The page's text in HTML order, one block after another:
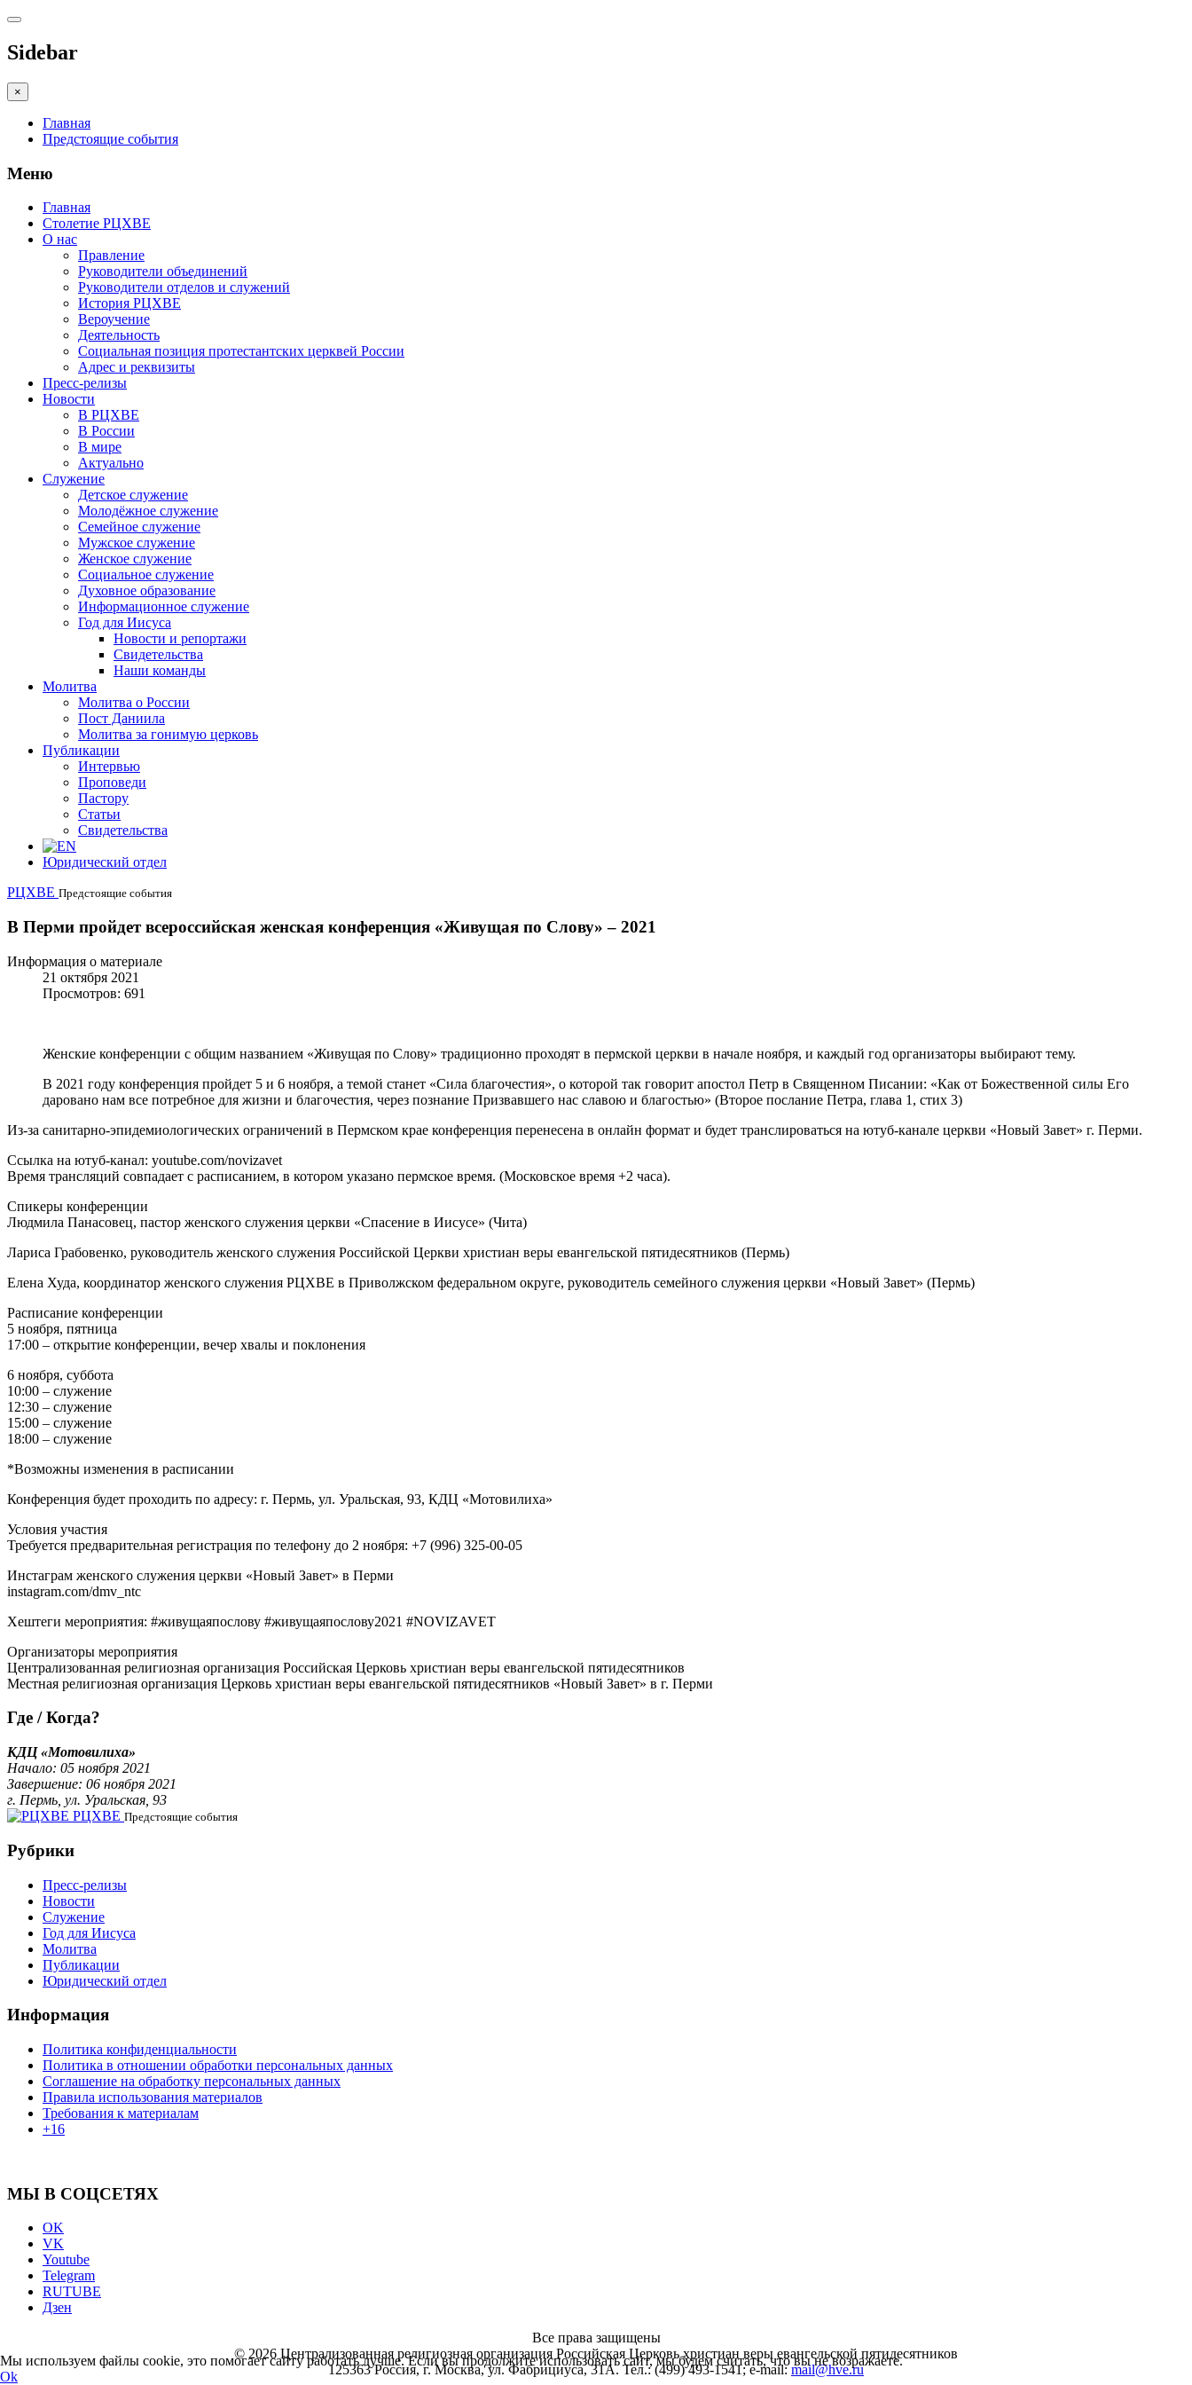
Sidebar
×
Главная
Предстоящие события
Меню
Главная
Столетие РЦХВЕ
О нас
Правление
Руководители объединений
Руководители отделов и служений
История РЦХВЕ
Вероучение
Деятельность
Социальная позиция протестантских церквей России
Адрес и реквизиты
Пресс-релизы
Новости
В РЦХВЕ
В России
В мире
Актуально
Служение
Детское служение
Молодёжное служение
Семейное служение
Мужское служение
Женское служение
Социальное служение
Духовное образование
Информационное служение
Год для Иисуса
Новости и репортажи
Свидетельства
Наши команды
Молитва
Молитва о России
Пост Даниила
Молитва за гонимую церковь
Публикации
Интервью
Проповеди
Пастору
Статьи
Свидетельства
Юридический отдел
РЦХВЕ Предстоящие события
В Перми пройдет всероссийская женская конференция «Живущая по Слову» – 2021
Информация о материале
21 октября 2021
Просмотров: 691
Женские конференции с общим названием «Живущая по Слову» традиционно проходят в пермской церкви в начале ноября, и каждый год организаторы выбирают тему.
В 2021 году конференция пройдет 5 и 6 ноября, а темой станет «Сила благочестия», о которой так говорит апостол Петр в Священном Писании: «Как от Божественной силы Его
даровано нам все потребное для жизни и благочестия, через познание Призвавшего нас славою и благостью» (Второе послание Петра, глава 1, стих 3)
Из-за санитарно-эпидемиологических ограничений в Пермском крае конференция перенесена в онлайн формат и будет транслироваться на ютуб-канале церкви «Новый Завет» г. Перми.
Ссылка на ютуб-канал: youtube.com/novizavet
Время трансляций совпадает с расписанием, в котором указано пермское время. (Московское время +2 часа).
Спикеры конференции
Людмила Панасовец, пастор женского служения церкви «Спасение в Иисусе» (Чита)
Лариса Грабовенко, руководитель женского служения Российской Церкви христиан веры евангельской пятидесятников (Пермь)
Елена Худа, координатор женского служения РЦХВЕ в Приволжском федеральном округе, руководитель семейного служения церкви «Новый Завет» (Пермь)
Расписание конференции
5 ноября, пятница
17:00 – открытие конференции, вечер хвалы и поклонения
6 ноября, суббота
10:00 – служение
12:30 – служение
15:00 – служение
18:00 – служение
*Возможны изменения в расписании
Конференция будет проходить по адресу: г. Пермь, ул. Уральская, 93, КДЦ «Мотовилиха»
Условия участия
Требуется предварительная регистрация по телефону до 2 ноября: +7 (996) 325-00-05
Инстаграм женского служения церкви «Новый Завет» в Перми
instagram.com/dmv_ntc
Хештеги мероприятия: #живущаяпослову #живущаяпослову2021 #NOVIZAVET
Организаторы мероприятия
Централизованная религиозная организация Российская Церковь христиан веры евангельской пятидесятников
Местная религиозная организация Церковь христиан веры евангельской пятидесятников «Новый Завет» в г. Перми
Где / Когда?
КДЦ «Мотовилиха»
Начало: 05 ноября 2021
Завершение: 06 ноября 2021
г. Пермь, ул. Уральская, 93
РЦХВЕ Предстоящие события
Рубрики
Пресс-релизы
Новости
Служение
Год для Иисуса
Молитва
Публикации
Юридический отдел
Информация
Политика конфиденциальности
Политика в отношении обработки персональных данных
Соглашение на обработку персональных данных
Правила использования материалов
Требования к материалам
+16
МЫ В СОЦСЕТЯХ
OK
VK
Youtube
Telegram
RUTUBE
Дзен
Все права защищены
© 2026 Централизованная религиозная организация Российская Церковь христиан веры евангельской пятидесятников
125363 Россия, г. Москва, ул. Фабрициуса, 31А. Тел.: (499) 493-1541; e-mail:mail@hve.ru
Мы используем файлы cookie, это помогает сайту работать лучше. Если вы продолжите использовать сайт, мы будем считать, что вы не возражаете.
Ok